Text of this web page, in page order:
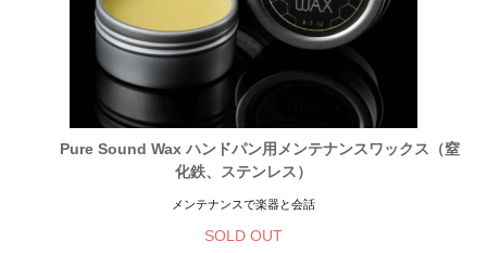
Pure Sound Wax ハンドパン用メンテナンスワックス（窒
化鉄、ステンレス）
メンテナンスで楽器と会話
SOLD OUT